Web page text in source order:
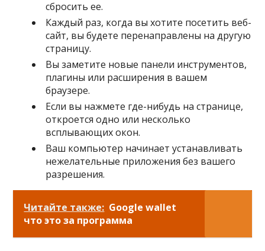
сбросить ее.
Каждый раз, когда вы хотите посетить веб-
сайт, вы будете перенаправлены на другую
страницу.
Вы заметите новые панели инструментов,
плагины или расширения в вашем
браузере.
Если вы нажмете где-нибудь на странице,
откроется одно или несколько
всплывающих окон.
Ваш компьютер начинает устанавливать
нежелательные приложения без вашего
разрешения.
Читайте также: Google wallet
что это за программа